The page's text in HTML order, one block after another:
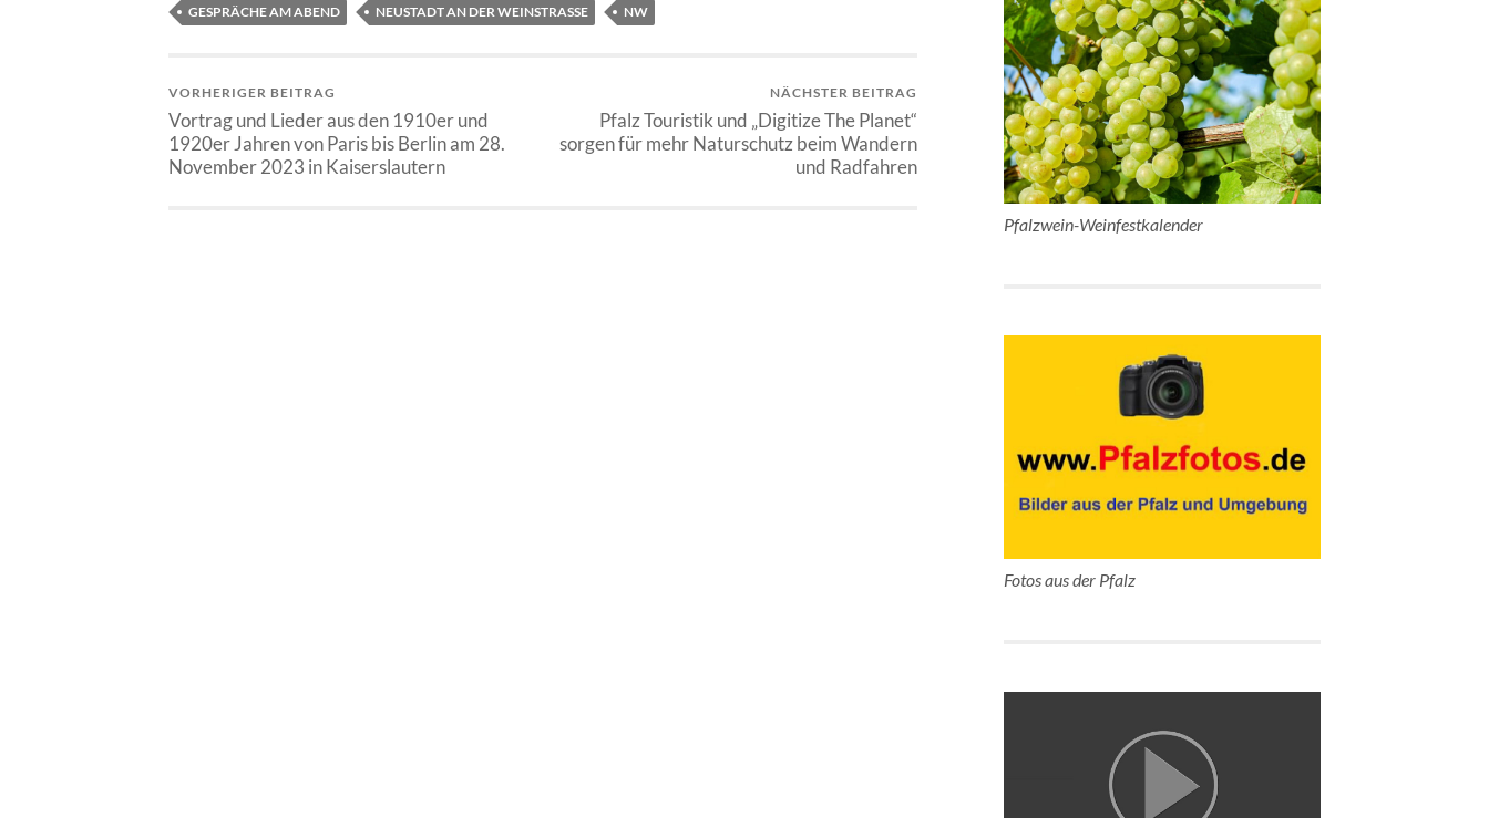
GESPRÄCHE AM ABEND NEUSTADT AN DER WEINSTRASSE NW
VORHERIGER BEITRAG
Vortrag und Lieder aus den 1910er und
1920er Jahren von Paris bis Berlin am 28.
November 2023 in Kaiserslautern
NÄCHSTER BEITRAG
Pfalz Touristik und „Digitize The Planet“
sorgen für mehr Naturschutz beim Wandern
und Radfahren
Pfalzwein-Weinfestkalender
Fotos aus der Pfalz